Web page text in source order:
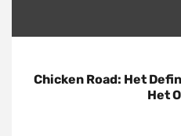
Chicken Road: Het
Het